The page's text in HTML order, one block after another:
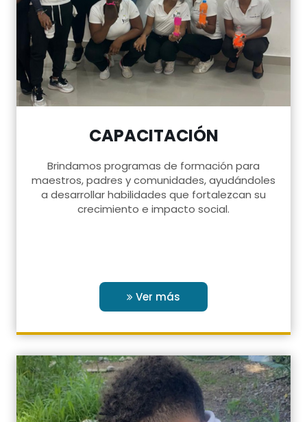
CAPACITACIÓN
Brindamos programas de formación para
maestros, padres y comunidades, ayudándoles
a desarrollar habilidades que fortalezcan su
crecimiento e impacto social.
Ver más